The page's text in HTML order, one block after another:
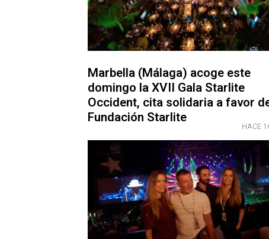
Marbella (Málaga) acoge este
domingo la XVII Gala Starlite
Occident, cita solidaria a favor
Fundación Starlite
HACE